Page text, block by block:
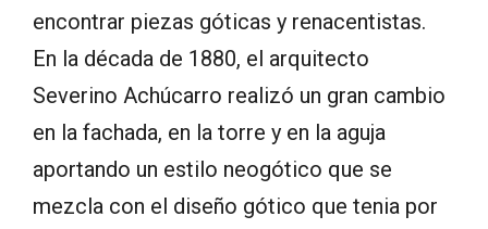
encontrar piezas góticas y renacentistas.
En la década de 1880, el arquitecto
Severino Achúcarro realizó un gran cambio
en la fachada, en la torre y en la aguja
aportando un estilo neogótico que se
mezcla con el diseño gótico que tenia por